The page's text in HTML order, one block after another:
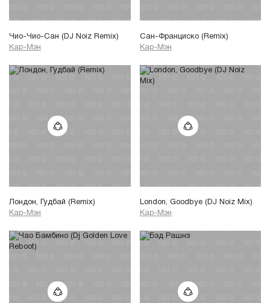
Чио-Чио-Сан (DJ Noiz Remix)
Кар-Мэн
Сан-Франциско (Remix)
Кар-Мэн
Лондон, Гудбай (Remix)
Кар-Мэн
London, Goodbye (DJ Noiz Mix)
Кар-Мэн